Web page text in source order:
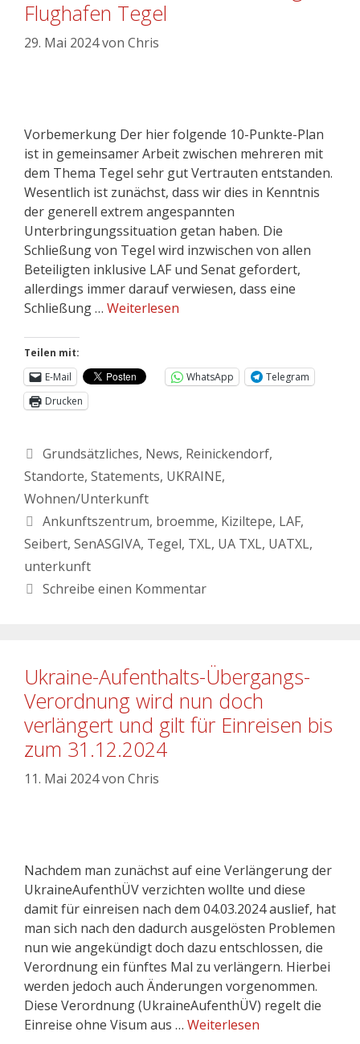
Flughafen Tegel
29. Mai 2024von Chris
Vorbemerkung Der hier folgende 10-Punkte-Plan
ist in gemeinsamer Arbeit zwischen mehreren mit
dem Thema Tegel sehr gut Vertrauten entstanden.
Wesentlich ist zunächst, dass wir dies in Kenntnis
der generell extrem angespannten
Unterbringungssituation getan haben. Die
Schließung von Tegel wird inzwischen von allen
Beteiligten inklusive LAF und Senat gefordert,
allerdings immer darauf verwiesen, dass eine
Schließung … Weiterlesen
Teilen mit:
E-Mail
WhatsApp
Telegram
Drucken
Grundsätzliches, News, Reinickendorf,
Standorte, Statements, UKRAINE,
Wohnen/Unterkunft
Ankunftszentrum, broemme, Kiziltepe, LAF,
Seibert, SenASGIVA, Tegel, TXL, UA TXL, UATXL,
unterkunft
Schreibe einen Kommentar
Ukraine-Aufenthalts-Übergangs-
Verordnung wird nun doch
verlängert und gilt für Einreisen bis
zum 31.12.2024
11. Mai 2024von Chris
Nachdem man zunächst auf eine Verlängerung der
UkraineAufenthÜV verzichten wollte und diese
damit für einreisen nach dem 04.03.2024 auslief, hat
man sich nach den dadurch ausgelösten Problemen
nun wie angekündigt doch dazu entschlossen, die
Verordnung ein fünftes Mal zu verlängern. Hierbei
werden jedoch auch Änderungen vorgenommen.
Diese Verordnung (UkraineAufenthÜV) regelt die
Einreise ohne Visum aus … Weiterlesen